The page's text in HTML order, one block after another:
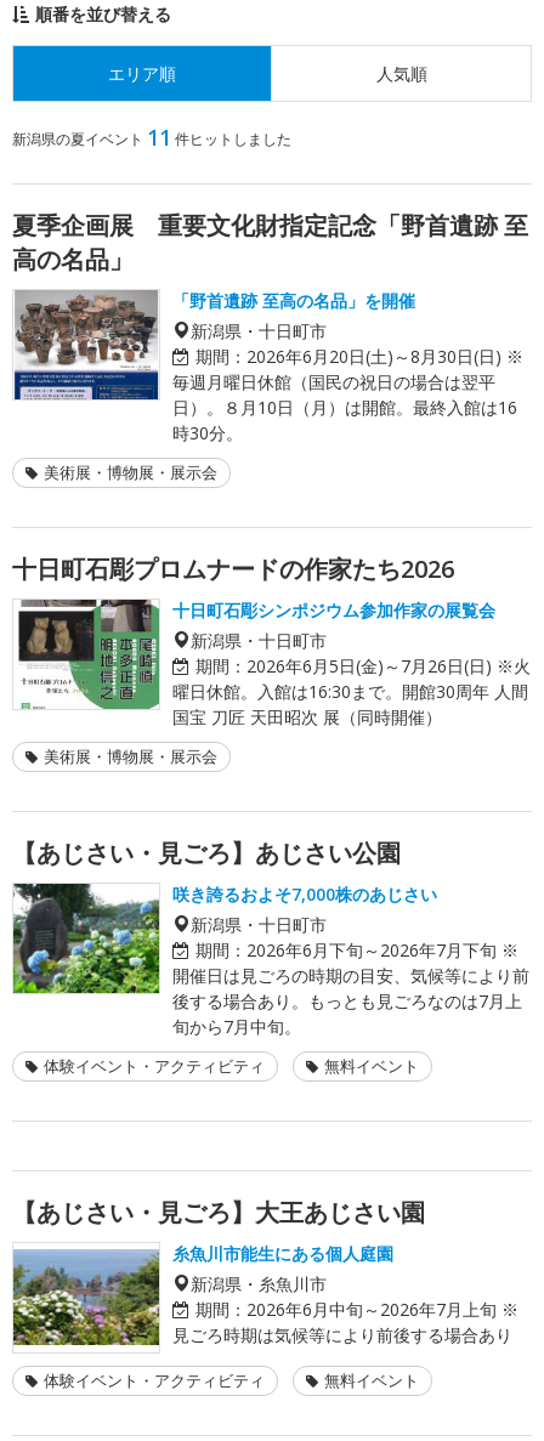
順番を並び替える
エリア順 人気順
新潟県の夏イベント 11 件ヒットしました
夏季企画展 重要文化財指定記念「野首遺跡 至
高の名品」
「野首遺跡 至高の名品」を開催
新潟県・十日町市
期間： 2026年6月20日(土)～8月30日(日) ※
毎週月曜日休館（国民の祝日の場合は翌平
日）。８月10日（月）は開館。最終入館は16
時30分。
美術展・博物展・展示会
十日町石彫プロムナードの作家たち2026
十日町石彫シンポジウム参加作家の展覧会
新潟県・十日町市
期間： 2026年6月5日(金)～7月26日(日) ※火
曜日休館。入館は16:30まで。開館30周年 人間
国宝 刀匠 天田昭次 展（同時開催）
美術展・博物展・展示会
【あじさい・見ごろ】あじさい公園
咲き誇るおよそ7,000株のあじさい
新潟県・十日町市
期間： 2026年6月下旬～2026年7月下旬 ※
開催日は見ごろの時期の目安、気候等により前
後する場合あり。もっとも見ごろなのは7月上
旬から7月中旬。
体験イベント・アクティビティ 無料イベント
【あじさい・見ごろ】大王あじさい園
糸魚川市能生にある個人庭園
新潟県・糸魚川市
期間： 2026年6月中旬～2026年7月上旬 ※
見ごろ時期は気候等により前後する場合あり
体験イベント・アクティビティ 無料イベント